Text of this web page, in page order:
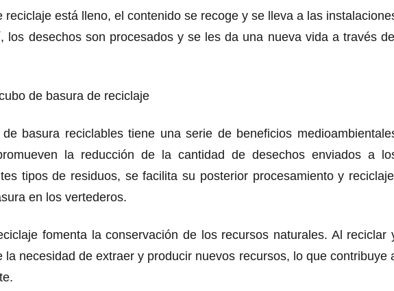
está lleno, el contenido se recoge y se lleva a las
los desechos son procesados ​​y se les da una nueva vida a través
de basura de reciclaje
basura reciclables tiene una serie de beneficios
la reducción de la cantidad de desechos enviados a
tipos de residuos, se facilita su posterior procesamiento y
en los vertederos.
fomenta la conservación de los recursos naturales. Al reciclar
necesidad de extraer y producir nuevos recursos, lo que contribuye